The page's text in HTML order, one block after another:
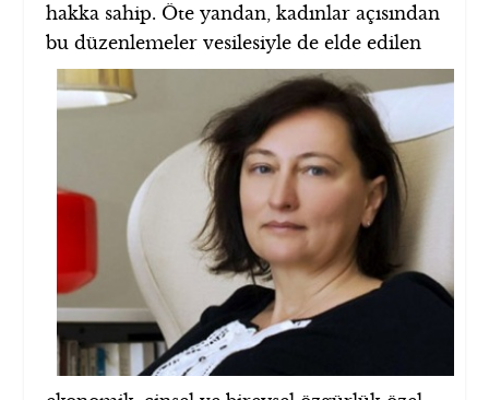
hakka sahip. Öte yandan, kadınlar açısından
budüzenlemeler vesilesiyle de elde edilen